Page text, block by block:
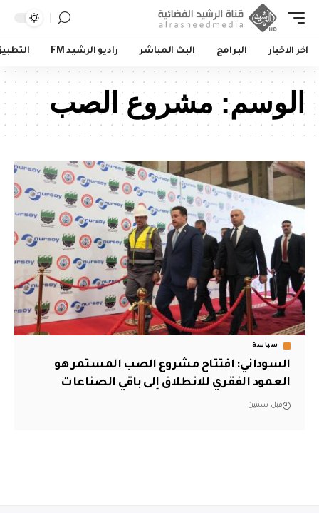
اخر الاخبار البرامج البث المباشر راديو الرشيد FM
الوسم:مشروع الصب
سياسة
السوداني: افتتاح مشروع الصب المستمر هو
العمود الفقري للانطلاق إلى باقي الصناعات
قبل سنتين